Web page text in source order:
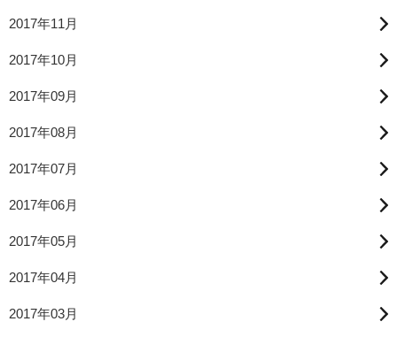
2017年11月
2017年10月
2017年09月
2017年08月
2017年07月
2017年06月
2017年05月
2017年04月
2017年03月